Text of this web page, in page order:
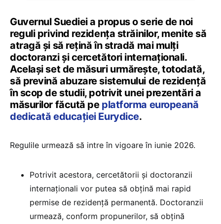
Guvernul Suediei a propus o serie de noi
reguli privind rezidența străinilor, menite să
atragă și să rețină în stradă mai mulți
doctoranzi și cercetători internaționali.
Același set de măsuri urmărește, totodată,
să prevină abuzare sistemului de rezidență
în scop de studii, potrivit unei prezentări a
măsurilor făcută pe platforma europeană
dedicată educației Eurydice.
Regulile urmează să intre în vigoare în iunie 2026.
Potrivit acestora, cercetătorii și doctoranzii
internaționali vor putea să obțină mai rapid
permise de rezidență permanentă. Doctoranzii
urmează, conform propunerilor, să obțină